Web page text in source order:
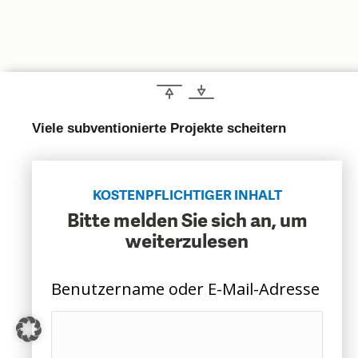
ECONOMISTS FOR FUTURE
DEUTSCHLAND
Viele subventionierte Projekte scheitern
KOSTENPFLICHTIGER INHALT
Bitte melden Sie sich an, um
weiterzulesen
Benutzername oder E-Mail-Adresse